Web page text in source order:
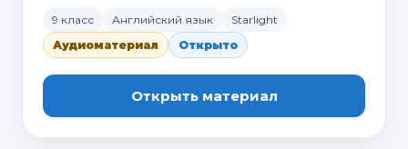
9 класс Английский язык
Starlight
Аудиоматериал
Открыто
Открыть материал